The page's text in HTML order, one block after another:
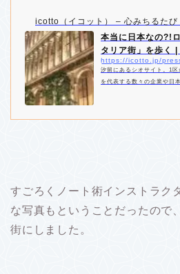
icotto（イコット） – 心みちるた
本当に日本なの?!
タリア街」を歩く
https://icotto.jp/
汐留にあるシオサイト。1
を代表する数々の企業や日
すごろくノート術インストラク
な写真もということだったので
街にしました。